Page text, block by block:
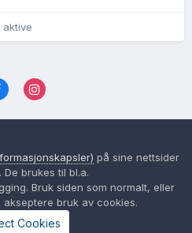
aktive
Community på sine nettsider
brukes til bl.a.
Bruk siden som normalt, eller
bruk av cookies.
Cookies